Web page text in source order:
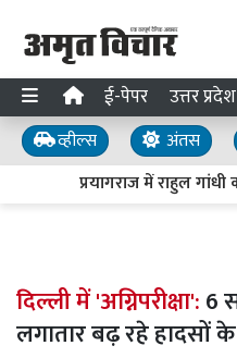
ई-पेपर उत्तर प्रदेश
व्हील्स अंतस
प्रयागराज में राहुल
दिल्ली में 'अग्निपरीक्षा':6
लगातार बढ़ रहे